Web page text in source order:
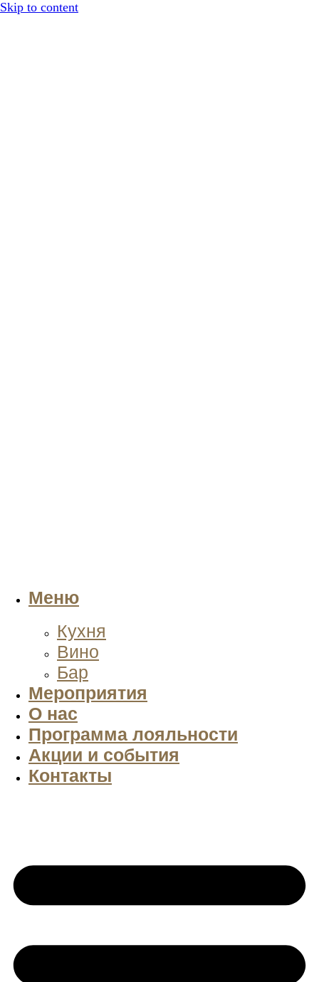
Skip to content
Меню
Кухня
Вино
Бар
Мероприятия
О нас
Программа лояльности
Акции и события
Контакты